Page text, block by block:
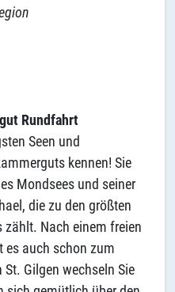
Rundfahrt
Seen und
kennen! Sie
Mondsees und seiner
die zu den größten
zählt. Nach einem freien
es auch schon zum
Gilgen wechseln Sie